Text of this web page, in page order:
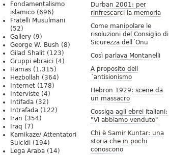
Durban 2001: per
rinfrescarci la memoria
Come manipolare le
risoluzioni del Consiglio di
Sicurezza dell´Onu
Così parlava Montanelli
A proposito dell
´antisionismo
Hebron 1929: scene da
un massacro
Cossiga agli ebrei italiani:
"Vi abbiamo venduto"
Chi è Samir Kuntar: una
storia che in pochi
conoscono
Fondamentalismo
islamico (696)
Fratelli Musulmani
(52)
Gallery (9)
George W. Bush (8)
Gilad Shalit (123)
Gruppi ebraici (4)
Hamas (1.315)
Hezbollah (364)
Internet (178)
Interviste (4)
Intifada (32)
Intrafada (122)
Iran (354)
Iraq (7)
Kamikaze/ Attentatori
Suicidi (194)
Lega Araba (14)